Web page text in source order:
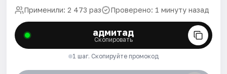
Применили: 2 473 раз Проверено: 1 минуту назад
адмитад
Скопировать
1 шаг. Скопируйте промокод